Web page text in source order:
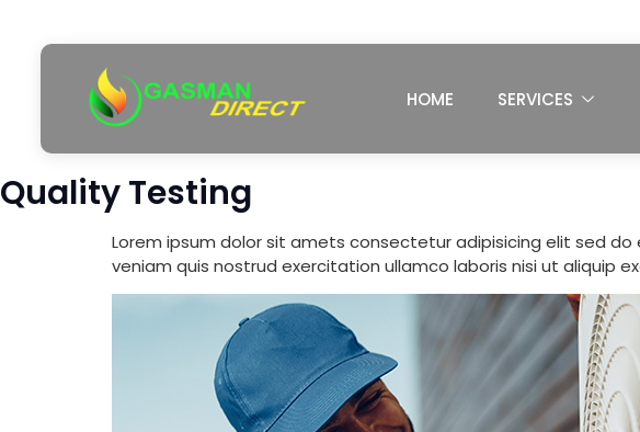
HOME SERVICES
Quality Testing
Lorem ipsum dolor sit amets consectetur adipisicing elit sed
veniam quis nostrud exercitation ullamco laboris nisi ut aliquip